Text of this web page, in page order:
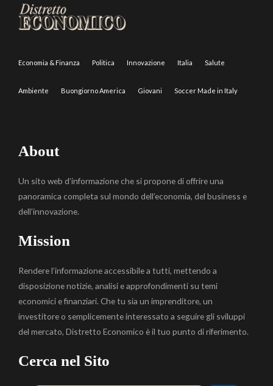
Economia & Finanza Politica Innovazione Italia Salute
Ambiente Buongiorno America Giovani Soccer Made in Italy
About
Un sito web d’informazione che si propone di offrire una
panoramica completa sul mondo dell’economia, del business e
dell’innovazione.
Mission
Rendere l’informazione accessibile a tutti, mettendo a
disposizione notizie, analisi e approfondimenti su temi
economici e finanziari. Che tu sia un imprenditore, un
investitore o semplicemente interessato a seguire gli sviluppi
del mercato, Distretto Economico è il tuo punto di riferimento.
Cerca nel Sito